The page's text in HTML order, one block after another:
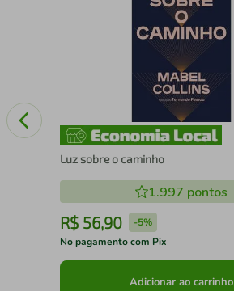
Luz sobre o caminho
1.997 pontos
R$ 56,90 -5%
No pagamento com Pix
Adicionar ao carrinho